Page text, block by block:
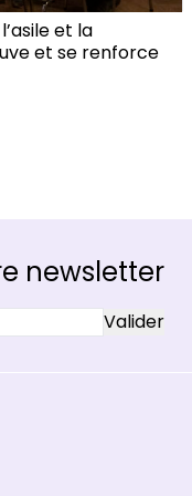
et la
et se renforce
newsletter